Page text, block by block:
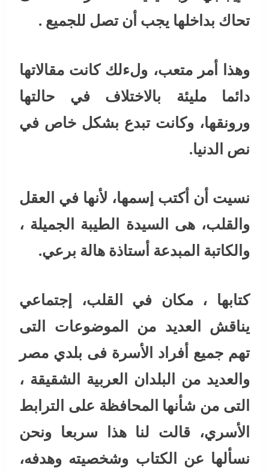
تحاك بداخلها يجب أن تصل للجميع .
وهذا أمر متعب، ولءلك كانت مقالاتها
دائما مليئة بالاختلاف في حالتها
ورونقها، وكانت تبدع بشكل خاص في
نص الدنيا.
نسيت أن أكتب إسمها، لأنها في العقل
والقلب، هى السيدة الطيبة الجميلة ،
والكاتبة المبدعة أستاذة هالة برعي.
كتابها ، مكان في القلب، إجتماعي
يناقش العديد من الموضوعات التى
تهم جميع أفراد الأسرة فى بلدي مصر
والعديد من البلدان العربية الشقيقة ،
التى من شأنها المحافظة على الترابط
الأسري، قالت لنا هذا سربعا ونحن
نسألها عن الكتاب وشخصيته وهدفه،